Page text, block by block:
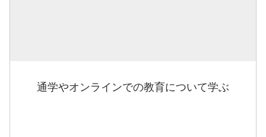
通学やオンラインでの教育について学ぶ